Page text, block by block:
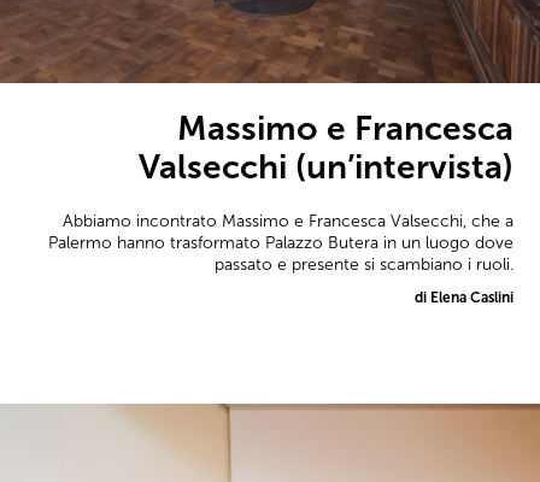
Massimo e Francesca
Valsecchi (un’intervista)
Abbiamo incontrato Massimo e Francesca Valsecchi, che a
Palermo hanno trasformato Palazzo Butera in un luogo dove
passato e presente si scambiano i ruoli.
di Elena Caslini